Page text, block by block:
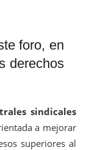
foro, en
derechos
sindicales
a mejorar
superiores al